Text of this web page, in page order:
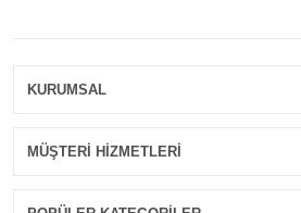
KURUMSAL
MÜŞTERİ HİZMETLERİ